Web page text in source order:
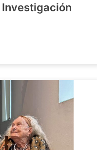
Investigación